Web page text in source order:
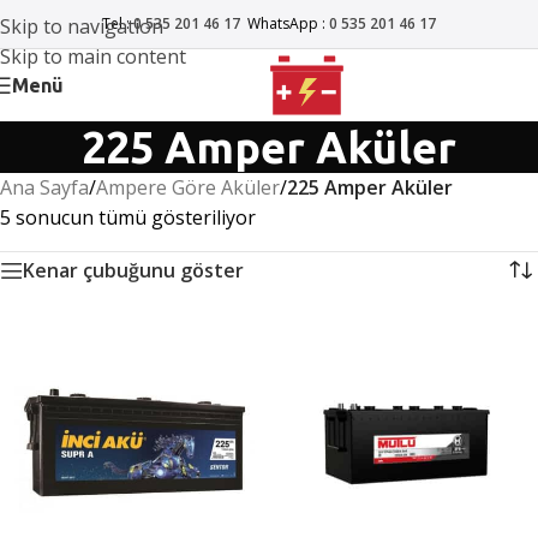
Skip to navigation
Skip to main content
Tel :0 535 201 46 17 WhatsApp : 0 535 201 46 17
Menü
225 Amper Aküler
Ana Sayfa/Ampere Göre Aküler/225 Amper Aküler
5 sonucun tümü gösteriliyor
Kenar çubuğunu göster